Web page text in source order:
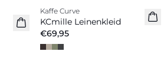
Neuheiten
Kaffe Curve
KCmille Leinenkleid
€69,95